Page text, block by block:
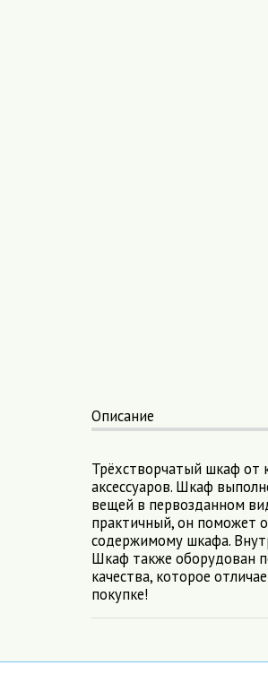
Описание
Трёхстворчатый шкаф от
аксессуаров. Шкаф
вещей в первозданном
практичный, он поможет
содержимому шкафа.
Шкаф также оборудован
качества, которое
покупке!